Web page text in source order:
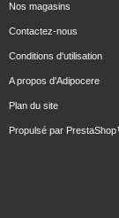
Nos magasins
Contactez-nous
Conditions d'utilisation
A propos d'Adipocere
Plan du site
Propulsé par PrestaShop